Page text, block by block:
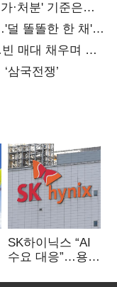
·처분' 기준은
덜 똘똘한 한 채'
매대 채우며 문
삼국전쟁’
SK하이닉스 “AI
수요 대응”…용인